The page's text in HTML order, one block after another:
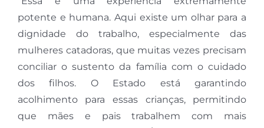
potente e humana. Aqui existe um olhar para a
dignidade do trabalho, especialmente das
mulheres catadoras, que muitas vezes precisam
conciliar o sustento da família com o cuidado
dos filhos. O Estado está garantindo
acolhimento para essas crianças, permitindo
que mães e pais trabalhem com mais